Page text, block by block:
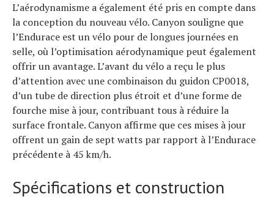
L’aérodynamisme a également été pris en compte dans
la conception du nouveau vélo. Canyon souligne que
l’Endurace est un vélo pour de longues journées en
selle, où l’optimisation aérodynamique peut également
offrir un avantage. L’avant du vélo a reçu le plus
d’attention avec une combinaison du guidon CP0018,
d’un tube de direction plus étroit et d’une forme de
fourche mise à jour, contribuant tous à réduire la
surface frontale. Canyon affirme que ces mises à jour
offrent un gain de sept watts par rapport à l’Endurace
précédente à 45 km/h.
Spécifications et construction